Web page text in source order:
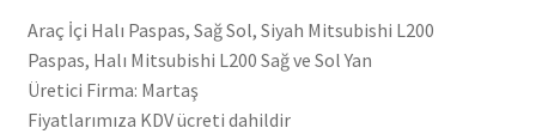
Araç İçi Halı Paspas, Sağ Sol, Siyah Mitsubishi L200
Paspas, Halı Mitsubishi L200 Sağ ve Sol Yan
Üretici Firma: Martaş
Fiyatlarımıza KDV ücreti dahildir